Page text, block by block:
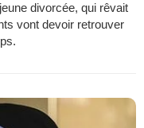
divorcée, qui rêvait
vont devoir retrouver